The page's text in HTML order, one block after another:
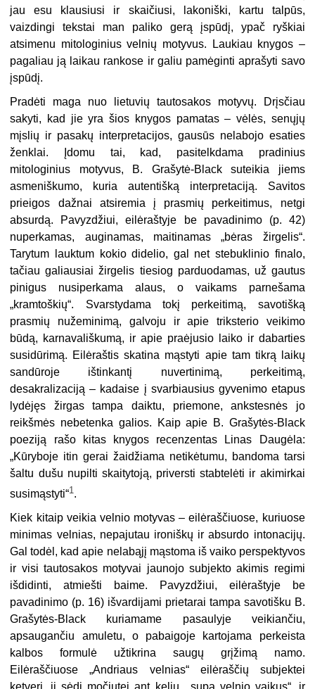
jau esu klausiusi ir skaičiusi, lakoniški, kartu talpūs,
vaizdingi tekstai man paliko gerą įspūdį, ypač ryškiai
atsimenu mitologinius velnių motyvus. Laukiau knygos –
pagaliau ją laikau rankose ir galiu pamėginti aprašyti savo
įspūdį.
Pradėti maga nuo lietuvių tautosakos motyvų. Drįsčiau
sakyti, kad jie yra šios knygos pamatas – vėlės, senųjų
mįslių ir pasakų interpretacijos, gausūs nelabojo esaties
ženklai. Įdomu tai, kad, pasitelkdama pradinius
mitologinius motyvus, B. Grašytė-Black suteikia jiems
asmeniškumo, kuria autentišką interpretaciją. Savitos
prieigos dažnai atsiremia į prasmių perkeitimus, netgi
absurdą. Pavyzdžiui, eilėraštyje be pavadinimo (p. 42)
nuperkamas, auginamas, maitinamas „bėras žirgelis“.
Tarytum lauktum kokio didelio, gal net stebuklinio finalo,
tačiau galiausiai žirgelis tiesiog parduodamas, už gautus
pinigus nusiperkama alaus, o vaikams parnešama
„kramtoškių“. Svarstydama tokį perkeitimą, savotišką
prasmių nužeminimą, galvoju ir apie triksterio veikimo
būdą, karnavališkumą, ir apie praėjusio laiko ir dabarties
susidūrimą. Eilėraštis skatina mąstyti apie tam tikrą laikų
sandūroje ištinkantį nuvertinimą, perkeitimą,
desakralizaciją – kadaise į svarbiausius gyvenimo etapus
lydėjęs žirgas tampa daiktu, priemone, ankstesnės jo
reikšmės nebetenka galios. Kaip apie B. Grašytės-Black
poeziją rašo kitas knygos recenzentas Linas Daugėla:
„Kūryboje itin gerai žaidžiama netikėtumu, bandoma tarsi
šaltu dušu nupilti skaitytoją, priversti stabtelėti ir akimirkai
susimąstyti“1 .
Kiek kitaip veikia velnio motyvas – eilėraščiuose, kuriuose
minimas velnias, nepajutau ironiškų ir absurdo intonacijų.
Gal todėl, kad apie nelabąjį mąstoma iš vaiko perspektyvos
ir visi tautosakos motyvai jaunojo subjekto akimis regimi
išdidinti, atmiešti baime. Pavyzdžiui, eilėraštyje be
pavadinimo (p. 16) išvardijami prietarai tampa savotišku B.
Grašytės-Black kuriamame pasaulyje veikiančiu,
apsaugančiu amuletu, o pabaigoje kartojama perkeista
kalbos formulė užtikrina saugų grįžimą namo.
Eilėraščiuose „Andriaus velnias“ eilėraščių subjektei